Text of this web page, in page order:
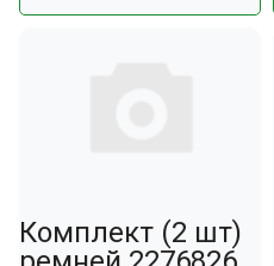
Комплект (2 шт)